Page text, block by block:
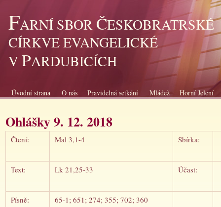
FARNÍ SBOR ČESKOBRATRSKÉ
CÍRKVE EVANGELICKÉ
VPARDUBICÍCH
Úvodní strana O nás Pravidelná setkání Mládež Horní Jelení
Ohlášky 9. 12. 2018
Čtení: Mal 3,1-4 Sbírka:
Text: Lk 21,25-33 Účast:
Písně: 65-1; 651; 274; 355; 702; 360